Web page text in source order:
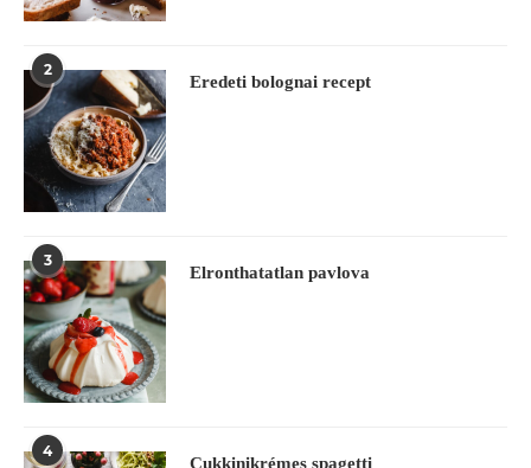
2
Eredeti bolognai recept
3
Elronthatatlan pavlova
4
Cukkinikrémes spagetti